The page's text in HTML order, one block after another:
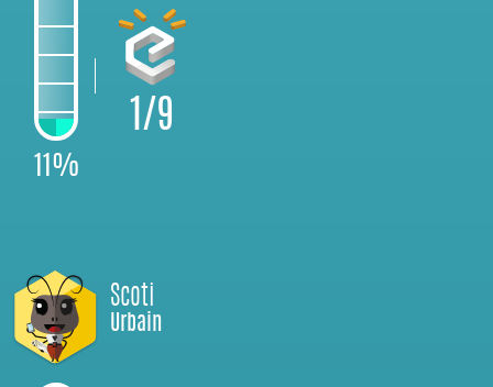
11%
1/9
Scoti
Urbain